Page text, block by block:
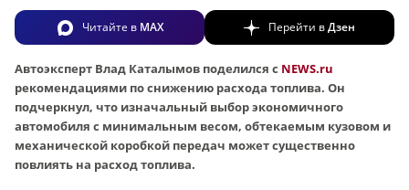
Читайте в MAX Перейти вДзен
Автоэксперт Влад Каталымов поделился с NEWS.ru
рекомендациями по снижению расхода топлива. Он
подчеркнул, что изначальный выбор экономичного
автомобиля с минимальным весом, обтекаемым кузовом и
механической коробкой передач может существенно
повлиять на расход топлива.